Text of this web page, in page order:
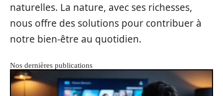
naturelles. La nature, avec ses richesses,
nous offre des solutions pour contribuer à
notre bien-être au quotidien.
Nos dernières publications